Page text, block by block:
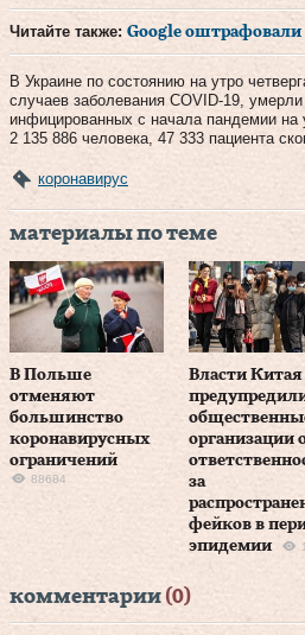
Читайте также: Google
В Украине по состоянию на утро
случаев заболевания COVID-19,
инфицированных с начала пандемии на
2 135 886 человека, 47 333 пациента
коронавирус
материалы по теме
В Польше
отменяют
большинство
коронавирусных
ограничений
88684
Власти Китая
организации
за
фейков в
эпидемии
комментарии (0)